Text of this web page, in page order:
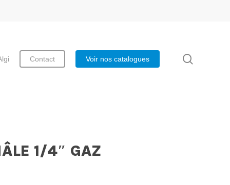
Contact Voir nos catalogues
1/4″ GAZ